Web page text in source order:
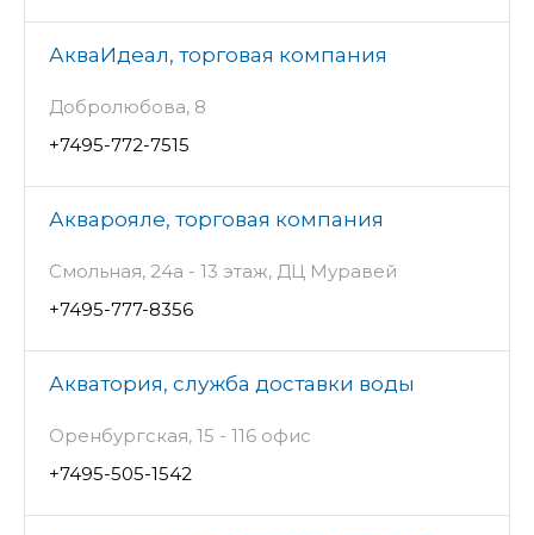
АкваИдеал, торговая компания
Добролюбова, 8
+7495-772-7515
Акварояле, торговая компания
Смольная, 24а - 13 этаж, ДЦ Муравей
+7495-777-8356
Акватория, служба доставки воды
Оренбургская, 15 - 116 офис
+7495-505-1542